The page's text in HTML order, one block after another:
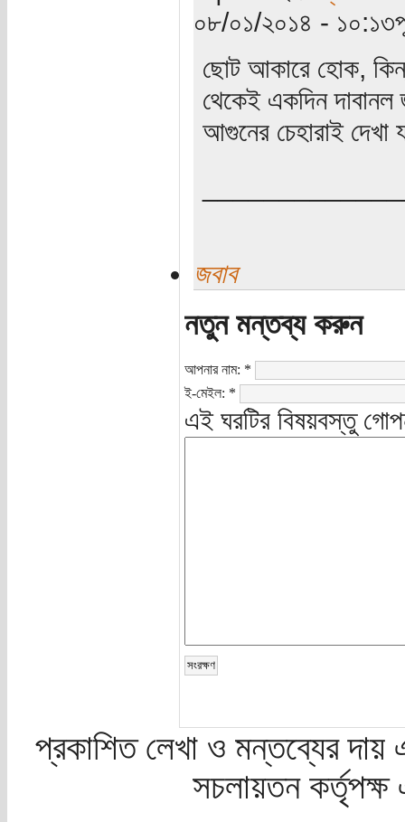
০৮/০১/২০১৪ -
ছোট আকারে হোক,
থেকেই একদিন
আগুনের চেহারাই দেখা
জবাব
নতুন মন্তব্য করুন
আপনার নাম: *
ই-মেইল: *
এই ঘরটির বিষয়বস্তু
প্রকাশিত লেখা ও মন্তব্যের দায়
সচলায়তন